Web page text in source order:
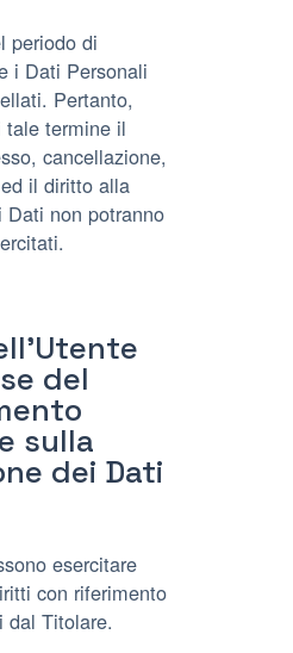
periodo di
i Dati Personali
Pertanto,
tale termine il
cancellazione,
il diritto alla
Dati non potranno
del
sulla
dei Dati
esercitare
con riferimento
Titolare.